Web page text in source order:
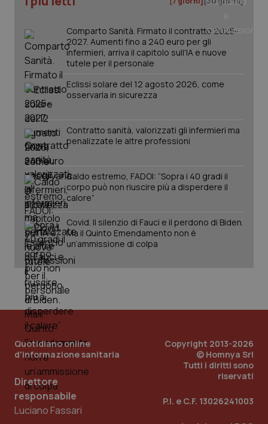
Comparto Sanità. Firmato il contratto 2025-
2027. Aumenti fino a 240 euro per gli
infermieri, arriva il capitolo sull'IA e nuove
tutele per il personale
Eclissi solare del 12 agosto 2026, come
osservarla in sicurezza
Contratto sanità, valorizzati gli infermieri ma
penalizzate le altre professioni
Caldo estremo, FADOI: “Sopra i 40 gradi il
corpo può non riuscire più a disperdere il
calore”
Covid. Il silenzio di Fauci e il perdono di Biden.
Ma il Quinto Emendamento non è
un’ammissione di colpa
Quotidiano online
d'informazione sanitaria
Direttore
responsabile
Luciano Fassari
Copyright 2013-2026
© Homnya Srl
Tutti i diritti sono
riservati
P.I. e C.F. 13026241003
PHPSESSID